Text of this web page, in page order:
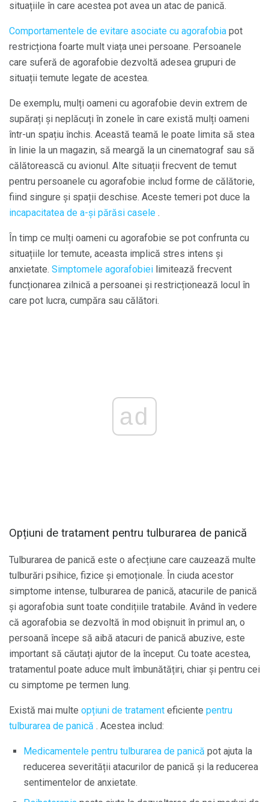
situațiile în care acestea pot avea un atac de panică.
Comportamentele de evitare asociate cu agorafobia pot
restricționa foarte mult viața unei persoane. Persoanele
care suferă de agorafobie dezvoltă adesea grupuri de
situații temute legate de acestea.
De exemplu, mulți oameni cu agorafobie devin extrem de
supărați și neplăcuți în zonele în care există mulți oameni
într-un spațiu închis. Această teamă le poate limita să stea
în linie la un magazin, să meargă la un cinematograf sau să
călătorească cu avionul. Alte situații frecvent de temut
pentru persoanele cu agorafobie includ forme de călătorie,
fiind singure și spații deschise. Aceste temeri pot duce la
incapacitatea de a-și părăsi casele .
În timp ce mulți oameni cu agorafobie se pot confrunta cu
situațiile lor temute, aceasta implică stres intens și
anxietate. Simptomele agorafobiei limitează frecvent
funcționarea zilnică a persoanei și restricționează locul în
care pot lucra, cumpăra sau călători.
ad
Opțiuni de tratament pentru tulburarea de panică
Tulburarea de panică este o afecțiune care cauzează multe
tulburări psihice, fizice și emoționale. În ciuda acestor
simptome intense, tulburarea de panică, atacurile de panică
și agorafobia sunt toate condițiile tratabile. Având în vedere
că agorafobia se dezvoltă în mod obișnuit în primul an, o
persoană începe să aibă atacuri de panică abuzive, este
important să căutați ajutor de la început. Cu toate acestea,
tratamentul poate aduce mult îmbunătățiri, chiar și pentru cei
cu simptome pe termen lung.
Există mai multe opțiuni de tratament eficiente pentru
tulburarea de panică . Acestea includ:
Medicamentele pentru tulburarea de panică pot ajuta la
reducerea severității atacurilor de panică și la reducerea
sentimentelor de anxietate.